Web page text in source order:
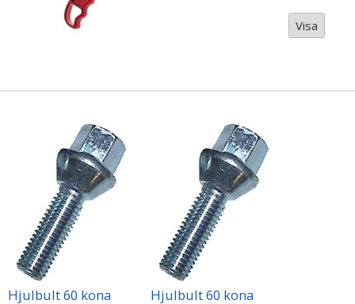
Visa
Hjulbult 60 kona Hjulbult 60 kona